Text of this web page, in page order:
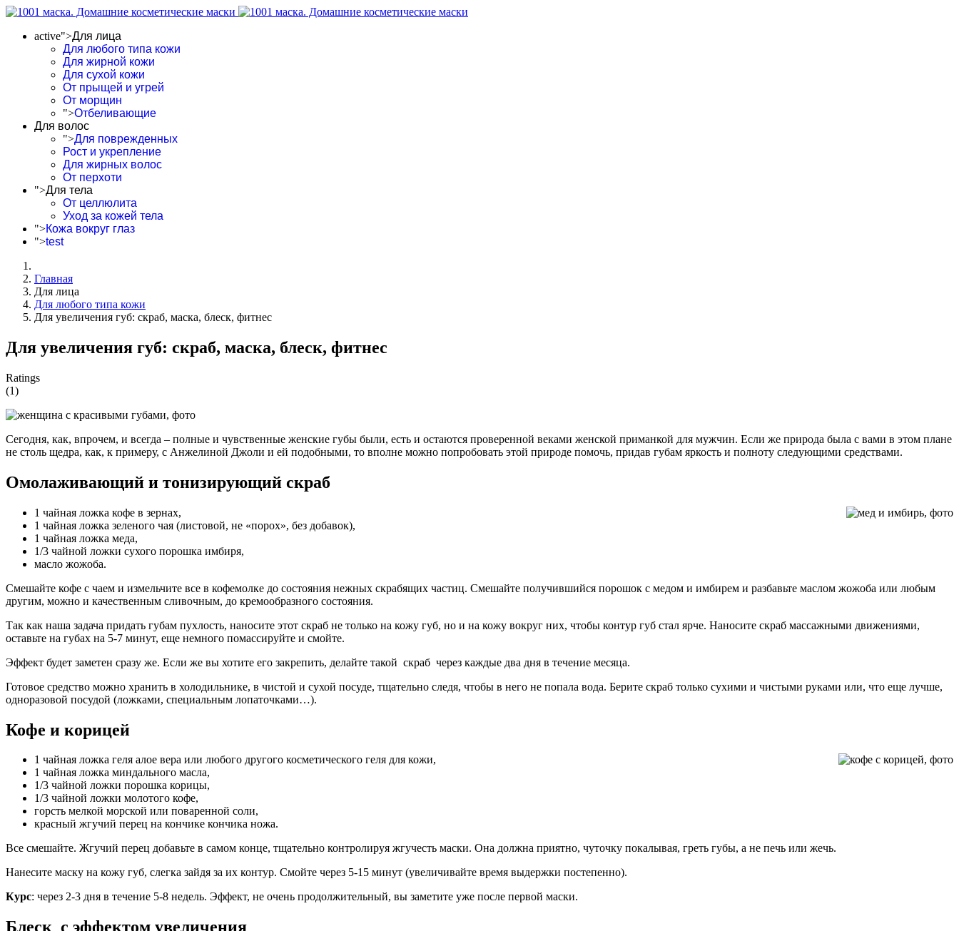
active">Для лица
Для любого типа кожи
Для жирной кожи
Для сухой кожи
От прыщей и угрей
От морщин
">Отбеливающие
Для волос
">Для поврежденных
Рост и укрепление
Для жирных волос
От перхоти
">Для тела
От целлюлита
Уход за кожей тела
">Кожа вокруг глаз
">test
Главная
Для лица
Для любого типа кожи
Для увеличения губ: скраб, маска, блеск, фитнес
Для увеличения губ: скраб, маска, блеск, фитнес
Ratings
(1)
Сегодня, как, впрочем, и всегда – полные и чувственные женские губы были, есть и остаются проверенной веками женской приманкой для мужчин. Если же природа была с вами в этом плане
не столь щедра, как, к примеру, с Анжелиной Джоли и ей подобными, то вполне можно попробовать этой природе помочь, придав губам яркость и полноту следующими средствами.
Омолаживающий и тонизирующий скраб
1 чайная ложка кофе в зернах,
1 чайная ложка зеленого чая (листовой, не «порох», без добавок),
1 чайная ложка меда,
1/3 чайной ложки сухого порошка имбиря,
масло жожоба.
Смешайте кофе с чаем и измельчите все в кофемолке до состояния нежных скрабящих частиц. Смешайте получившийся порошок с медом и имбирем и разбавьте маслом жожоба или любым
другим, можно и качественным сливочным, до кремообразного состояния.
Так как наша задача придать губам пухлость, наносите этот скраб не только на кожу губ, но и на кожу вокруг них, чтобы контур губ стал ярче. Наносите скраб массажными движениями,
оставьте на губах на 5-7 минут, еще немного помассируйте и смойте.
Эффект будет заметен сразу же. Если же вы хотите его закрепить, делайте такой скраб через каждые два дня в течение месяца.
Готовое средство можно хранить в холодильнике, в чистой и сухой посуде, тщательно следя, чтобы в него не попала вода. Берите скраб только сухими и чистыми руками или, что еще лучше,
одноразовой посудой (ложками, специальным лопаточками…).
Кофе и корицей
1 чайная ложка геля алое вера или любого другого косметического геля для кожи,
1 чайная ложка миндального масла,
1/3 чайной ложки порошка корицы,
1/3 чайной ложки молотого кофе,
горсть мелкой морской или поваренной соли,
красный жгучий перец на кончике кончика ножа.
Все смешайте. Жгучий перец добавьте в самом конце, тщательно контролируя жгучесть маски. Она должна приятно, чуточку покалывая, греть губы, а не печь или жечь.
Нанесите маску на кожу губ, слегка зайдя за их контур. Смойте через 5-15 минут (увеличивайте время выдержки постепенно).
Курс: через 2-3 дня в течение 5-8 недель. Эффект, не очень продолжительный, вы заметите уже после первой маски.
Блеск с эффектом увеличения